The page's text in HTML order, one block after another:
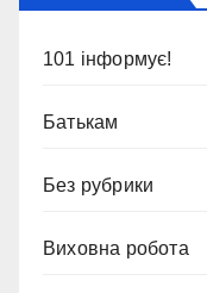
101 інформує!
Батькам
Без рубрики
Виховна робота